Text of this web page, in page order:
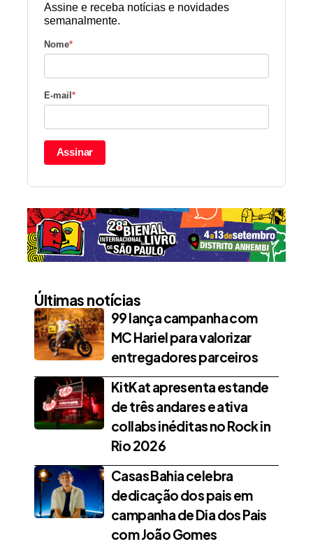
Assine e receba notícias e novidades
semanalmente.
Nome*
E-mail *
Assinar
Últimas notícias
99 lança campanha com
MC Hariel para valorizar
entregadores parceiros
KitKat apresenta estande
de três andares e ativa
collabs inéditas no Rock in
Rio 2026
Casas Bahia celebra
dedicação dos pais em
campanha de Dia dos Pais
com João Gomes